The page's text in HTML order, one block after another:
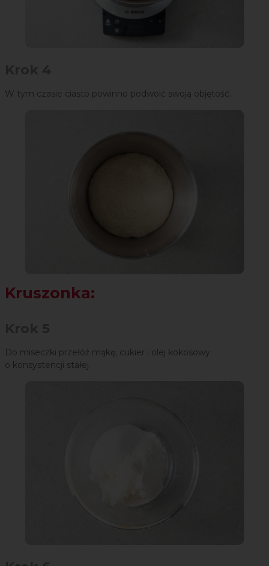
W tym czasie ciasto powinno podwoić swoją objętość.
Kruszonka:
Do miseczki przełóż mąkę, cukier i olej kokosowy
o konsystencji stałej.